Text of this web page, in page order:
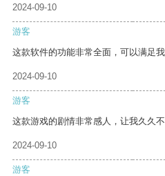
2024-09-10
游客
这款软件的功能非常全面，可以满足我
2024-09-10
游客
这款游戏的剧情非常感人，让我久久不
2024-09-10
游客